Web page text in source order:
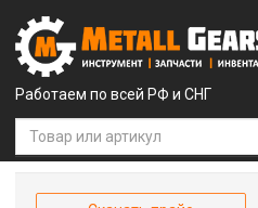
Работаем по всей РФ и СНГ